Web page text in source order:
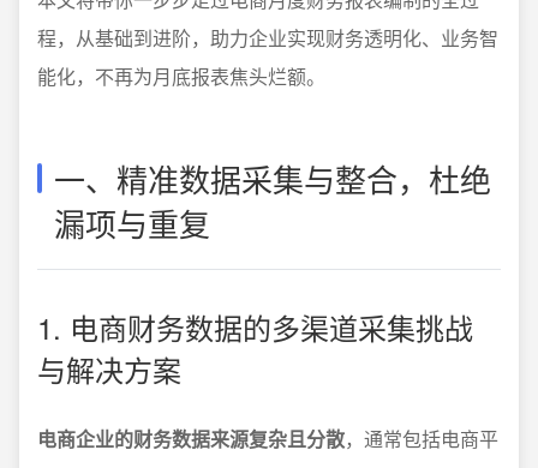
程，从基础到进阶，助力企业实现财务透明化、业务智
能化，不再为月底报表焦头烂额。
一、精准数据采集与整合，杜绝
漏项与重复
1. 电商财务数据的多渠道采集挑战
与解决方案
电商企业的财务数据来源复杂且分散，通常包括电商平